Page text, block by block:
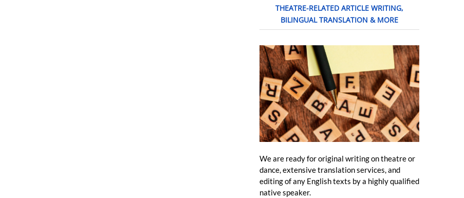
THEATRE-RELATED ARTICLE WRITING,
BILINGUAL TRANSLATION & MORE
We are ready for original writing on theatre or
dance, extensive translation services, and
editing of any English texts by a highly qualified
native speaker.